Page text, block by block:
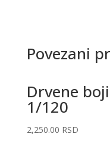
Povezani
Drvene
1/120
2,250.00 RSD